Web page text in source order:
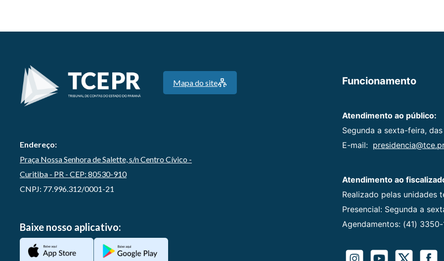
Mapa do site
Endereço:
Praça Nossa Senhora de Salette, s/n Centro Cívico -
Curitiba - PR - CEP: 80530-910
CNPJ: 77.996.312/0001-21
Baixe nosso aplicativo:
Funcionamento
Atendimento ao público:
Segunda a sexta-feira,
E-mail:
Atendimento ao
Realizado pelas unidades
Presencial: Segunda a
Agendamentos: (41) 3350-